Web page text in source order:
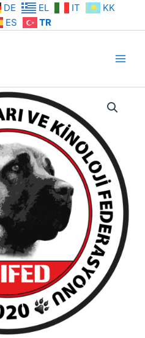
DE EL IT
KK
ES TR